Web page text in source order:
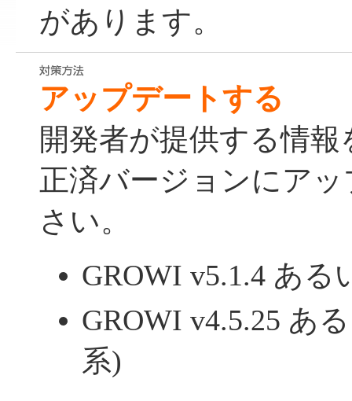
があります。
アップデートする
開発者が提供する情
正済バージョンにア
さい。
GROWI v5.1.4 あ
GROWI v4.5.25 あ
系)